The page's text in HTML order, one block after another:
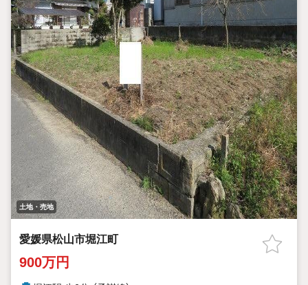
土地・売地
愛媛県松山市堀江町
900万円